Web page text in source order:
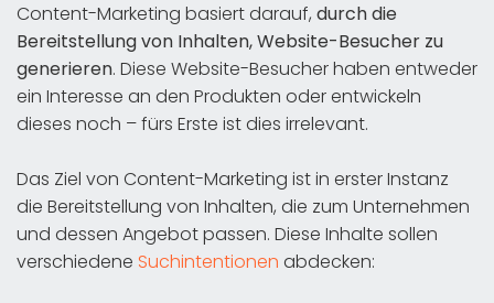
Content-Marketing basiert darauf, durch die
Bereitstellung von Inhalten, Website-Besucher zu
generieren. Diese Website-Besucher haben entweder
ein Interesse an den Produkten oder entwickeln
dieses noch – fürs Erste ist dies irrelevant.
Das Ziel von Content-Marketing ist in erster Instanz
die Bereitstellung von Inhalten, die zum Unternehmen
und dessen Angebot passen. Diese Inhalte sollen
verschiedene Suchintentionen abdecken: